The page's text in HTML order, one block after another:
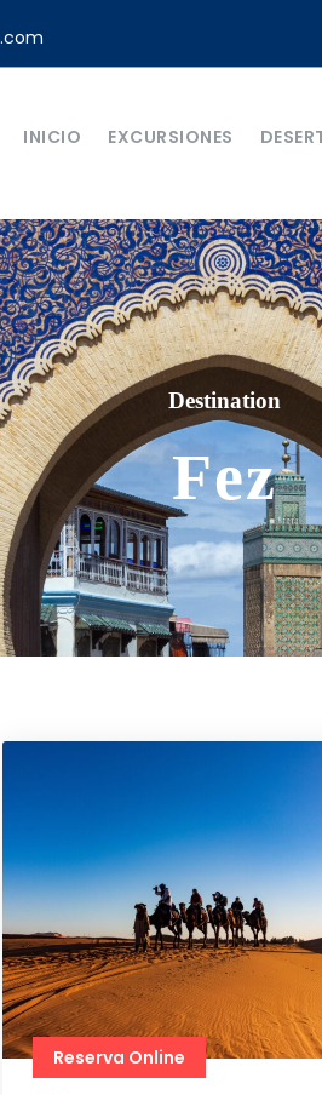
INICIO EXCURSIONES
Destination
Fez
Reserva Online